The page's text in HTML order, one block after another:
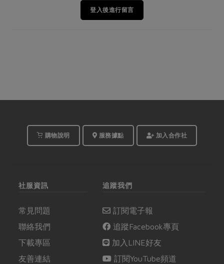
登入後進行留言
購物說明 服務據點 加入合作社
社服資訊
常見問題
聯絡我們
下載專區
友善連結
追蹤我們
訂閱電子報
追蹤Facebook專頁
加入LINE好友
訂閱YouTube頻道